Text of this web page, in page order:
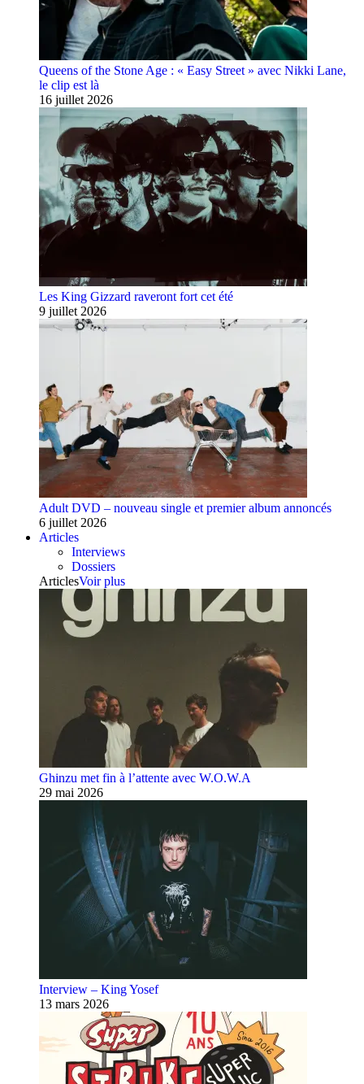
Queens of the Stone Age : « Easy Street » avec Nikki Lane,
le clip est là
16 juillet 2026
Les King Gizzard raveront fort cet été
9 juillet 2026
Adult DVD – nouveau single et premier album annoncés
6 juillet 2026
Articles
Interviews
Dossiers
ArticlesVoir plus
Ghinzu met fin à l’attente avec W.O.W.A
29 mai 2026
Interview – King Yosef
13 mars 2026